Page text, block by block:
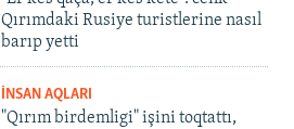
Qırımdaki Rusiye turistlerine nasıl
barıp yetti
İNSAN AQLARI
"Qırım birdemligi" işini toqtattı,